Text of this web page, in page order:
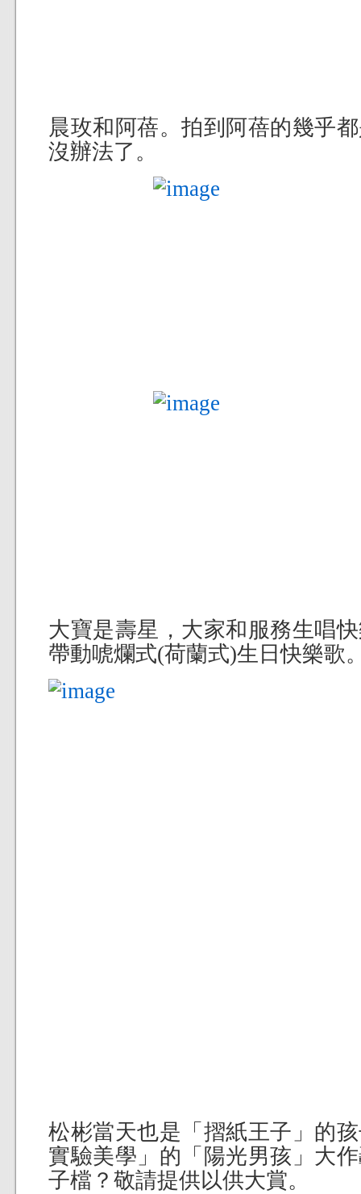
晨玫和阿蓓。拍到阿蓓的幾乎
沒辦法了。
大寶是壽星，大家和服務生唱
帶動唬爛式(荷蘭式)生日快樂歌
松彬當天也是「摺紙王子」的
實驗美學」的「陽光男孩」大
子檔？敬請提供以供大賞。